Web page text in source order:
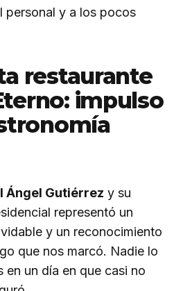
personal y a los pocos
restaurante
impulso
Ángel Gutiérrez y su
representó un
y un reconocimiento
que nos marcó. Nadie lo
en un día en que casi no